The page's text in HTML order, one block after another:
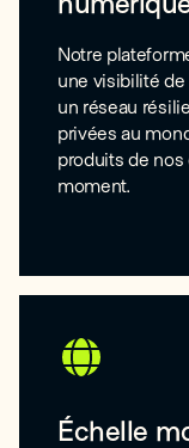
Notre
une visibilité
un réseau
privées au
produits de nos
moment.
Échelle